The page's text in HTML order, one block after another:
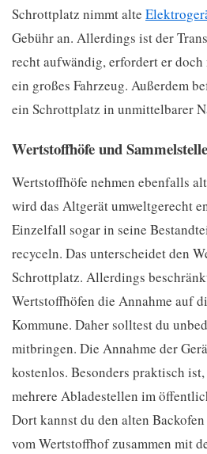
Schrottplatz nimmt alte
Gebühr an. Allerdings ist der
recht aufwändig, erfordert er doch
ein großes Fahrzeug. Außerdem
ein Schrottplatz in unmittelbarer
Wertstoffhöfe und
Wertstoffhöfe nehmen ebenfalls
wird das Altgerät umweltgerecht
Einzelfall sogar in seine
recyceln. Das unterscheidet den
Schrottplatz. Allerdings
Wertstoffhöfen die Annahme auf
Kommune. Daher solltest du
mitbringen. Die Annahme der
kostenlos. Besonders praktisch
mehrere Abladestellen im
Dort kannst du den alten
vom Wertstoffhof zusammen mit